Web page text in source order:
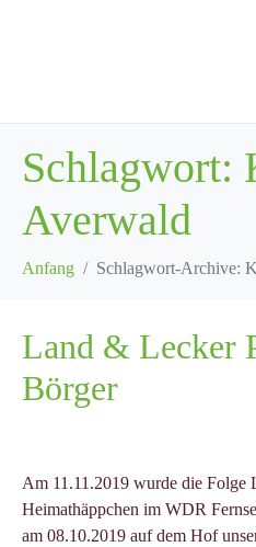
Schlagwort:
Averwald
Anfang Schlagwort-Archive:
Land & Lecker
Börger
Am 11.11.2019 wurde die Folge
Heimathäppchen im WDR
am 08.10.2019 auf dem Hof